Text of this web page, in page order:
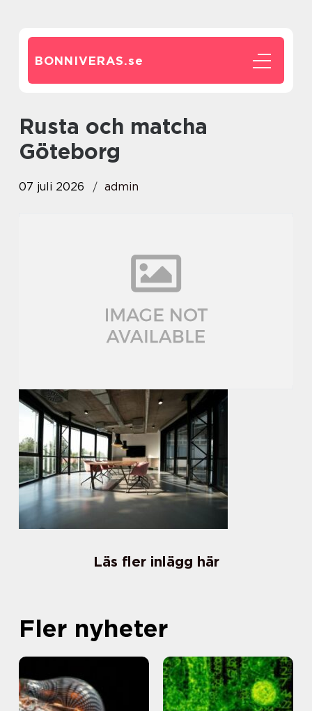
BONNIVERAS.se
Rusta och matcha
Göteborg
07 juli 2026 admin
Läs fler inlägg här
Fler nyheter